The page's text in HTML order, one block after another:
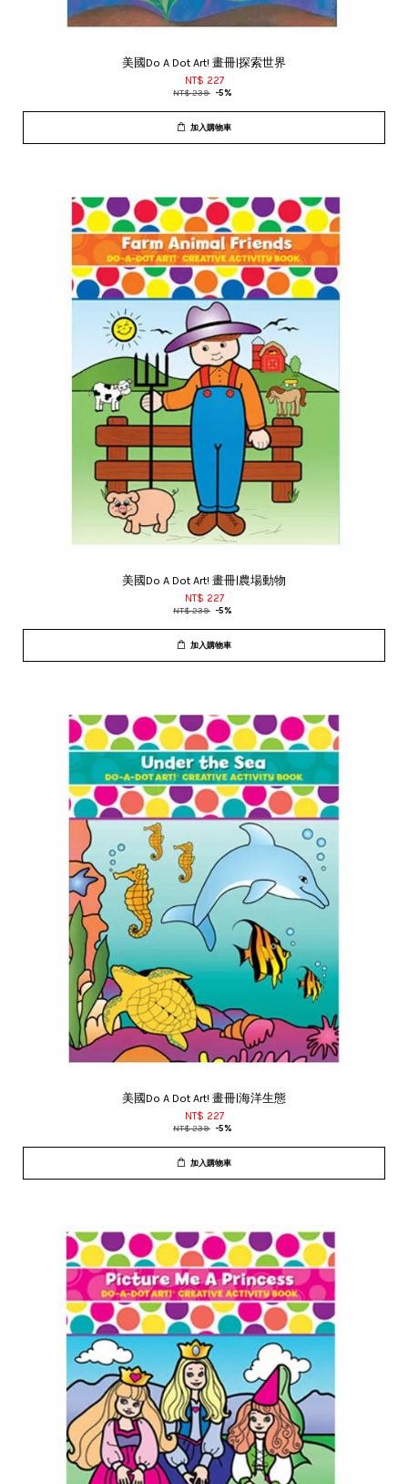
美國Do A Dot Art! 畫冊|探索世界
NT$ 227
NT$ 239 -5%
加入購物車
美國Do A Dot Art! 畫冊|農場動物
NT$ 227
NT$ 239 -5%
加入購物車
美國Do A Dot Art! 畫冊|海洋生態
NT$ 227
NT$ 239 -5%
加入購物車